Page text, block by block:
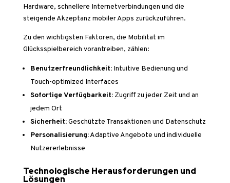
Hardware, schnellere Internetverbindungen und die
steigende Akzeptanz mobiler Apps zurückzuführen.
Zu den wichtigsten Faktoren, die Mobilität im
Glücksspielbereich vorantreiben, zählen:
Benutzerfreundlichkeit:Intuitive Bedienung und
Touch-optimized Interfaces
Sofortige Verfügbarkeit:Zugriff zu jeder Zeit und an
jedem Ort
Sicherheit:Geschützte Transaktionen und Datenschutz
Personalisierung:Adaptive Angebote und individuelle
Nutzererlebnisse
Technologische Herausforderungen und
Lösungen